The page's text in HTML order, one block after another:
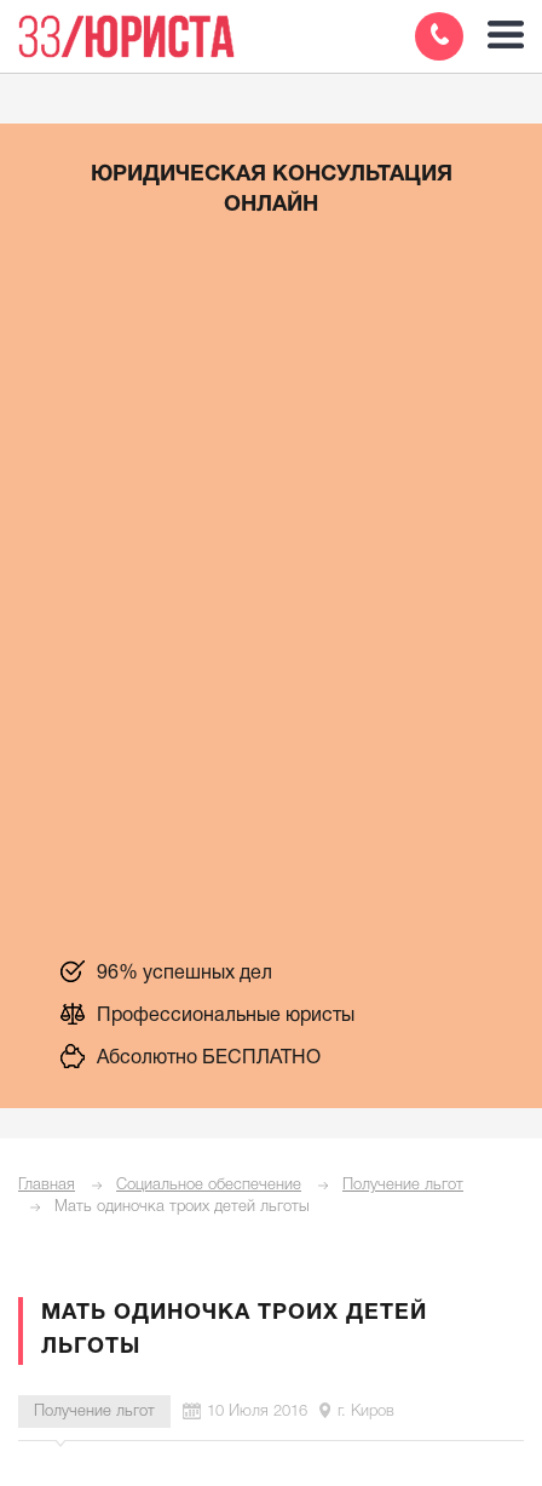
ЮРИДИЧЕСКАЯ КОНСУЛЬТАЦИЯ
ОНЛАЙН
96% успешных дел
Профессиональные юристы
Абсолютно БЕСПЛАТНО
Главная Социальное обеспечение
Получение льгот
Мать одиночка троих детей льготы
МАТЬ ОДИНОЧКА ТРОИХ ДЕТЕЙ
ЛЬГОТЫ
Получение льгот 10 Июля 2016 г. Киров